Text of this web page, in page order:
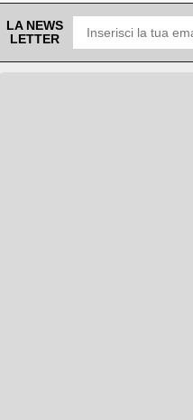
LA NEWS
LETTER